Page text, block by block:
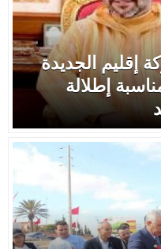
إقليم الجديدة
إطلالة